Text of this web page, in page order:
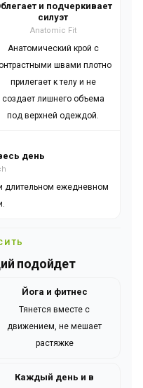
и подчеркивает
силуэт
Anatomic Fit
Анатомический крой с
швами плотно
прилегает к телу и не
создает лишнего объема
под верхней одеждой.
день
длительном ежедневном
подойдет
Йога и фитнес
Тянется вместе с
движением, не мешает
растяжке
Каждый день и в